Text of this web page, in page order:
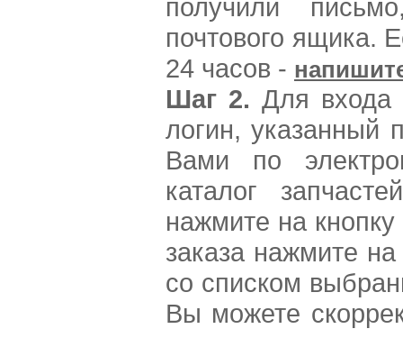
получили
почтового ящика.
24 часов -
Шаг 2. Для входа
логин, указанный
Вами по
каталог
нажмите на
заказа нажмите
со списком
Вы можете